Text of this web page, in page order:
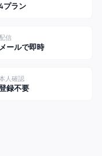
プラン
信
メールで即時
人確認
録不要